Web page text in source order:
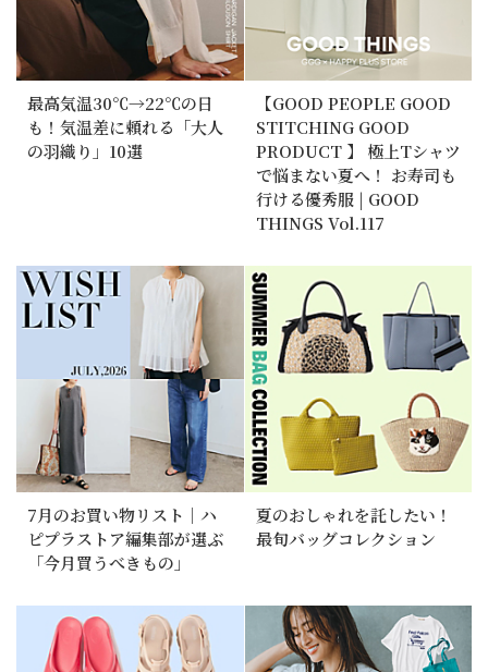
最高気温30℃→22℃の日
も！気温差に頼れる「大人
の羽織り」10選
【GOOD PEOPLE GOOD
STITCHING GOOD
PRODUCT 】 極上Tシャツ
で悩まない夏へ！ お寿司も
行ける優秀服 | GOOD
THINGS Vol.117
7月のお買い物リスト｜ハ
ピプラストア編集部が選ぶ
「今月買うべきもの」
夏のおしゃれを託したい！
最旬バッグコレクション